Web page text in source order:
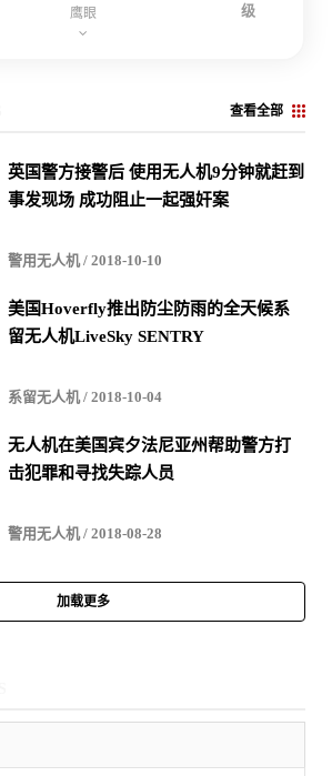
鹰眼 级
查看全部
英国警方接警后 使用无人机9分钟就赶到
事发现场 成功阻止一起强奸案
警用无人机 / 2018-10-10
美国Hoverfly推出防尘防雨的全天候系
留无人机LiveSky SENTRY
系留无人机 / 2018-10-04
无人机在美国宾夕法尼亚州帮助警方打
击犯罪和寻找失踪人员
警用无人机 / 2018-08-28
加载更多